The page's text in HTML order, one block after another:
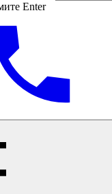
Enter